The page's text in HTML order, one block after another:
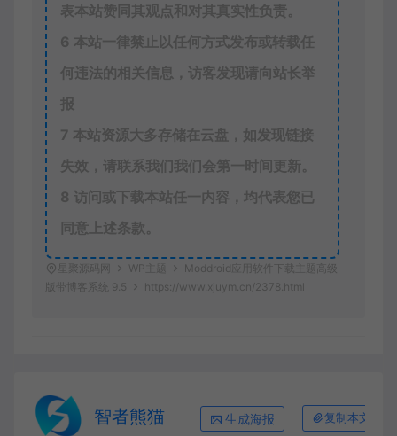
表本站赞同其观点和对其真实性负责。
6 本站一律禁止以任何方式发布或转载任
何违法的相关信息，访客发现请向站长举
报
7 本站资源大多存储在云盘，如发现链接
失效，请联系我们我们会第一时间更新。
8 访问或下载本站任一内容，均代表您已
同意上述条款。
星聚源码网 WP主题
Moddroid应用软件下载主题高级
版带博客系统 9.5
https://www.xjuym.cn/2378.html
智者熊猫 生成海报 复制本文链接